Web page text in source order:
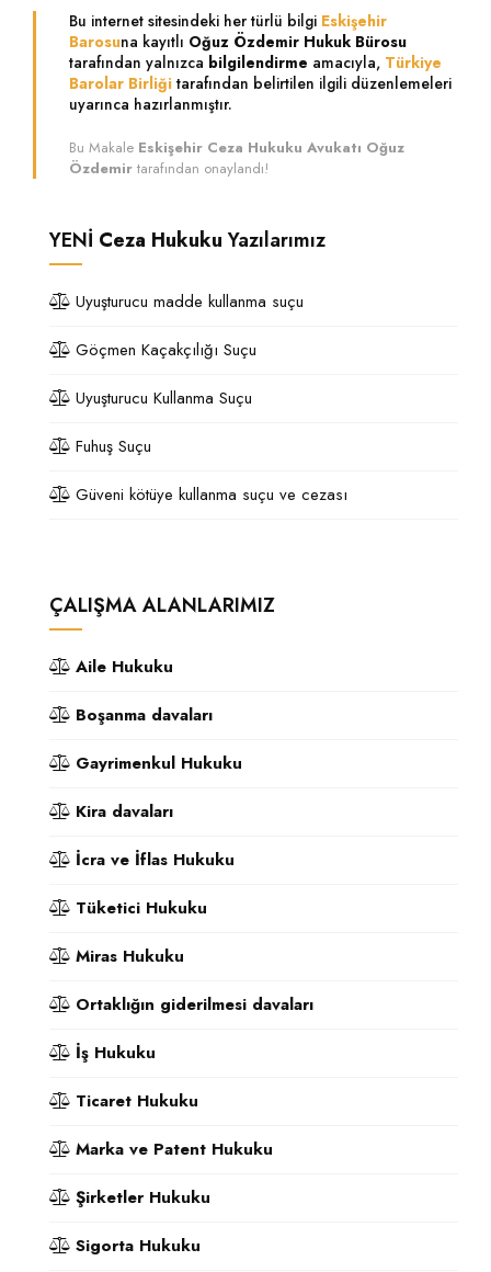
Bu internet sitesindeki her türlü bilgi Eskişehir
Barosuna kayıtlı Oğuz Özdemir Hukuk Bürosu
tarafından yalnızca bilgilendirme amacıyla, Türkiye
Barolar Birliği tarafından belirtilen ilgili düzenlemeleri
uyarınca hazırlanmıştır.
Bu Makale Eskişehir Ceza Hukuku Avukatı Oğuz
Özdemir tarafından onaylandı!
YENİ Ceza HukukuYazılarımız
Uyuşturucu madde kullanma suçu
Göçmen Kaçakçılığı Suçu
Uyuşturucu Kullanma Suçu
Fuhuş Suçu
Güveni kötüye kullanma suçu ve cezası
ÇALIŞMA ALANLARIMIZ
Aile Hukuku
Boşanma davaları
Gayrimenkul Hukuku
Kira davaları
İcra ve İflas Hukuku
Tüketici Hukuku
Miras Hukuku
Ortaklığın giderilmesi davaları
İş Hukuku
Ticaret Hukuku
Marka ve Patent Hukuku
Şirketler Hukuku
Sigorta Hukuku